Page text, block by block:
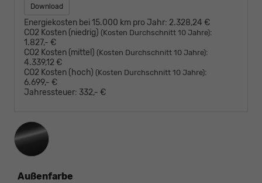
Download
Energiekosten bei 15.000 km pro Jahr: 2.328,24 €
CO2 Kosten (niedrig) (Kosten Durchschnitt 10 Jahre):
1.827,- €
CO2 Kosten (mittel) (Kosten Durchschnitt 10 Jahre):
4.339,12 €
CO2 Kosten (hoch) (Kosten Durchschnitt 10 Jahre):
6.699,- €
Jahressteuer: 332,- €
Außenfarbe